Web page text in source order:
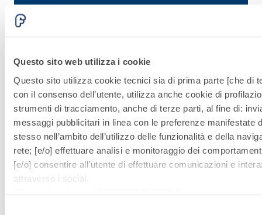
Questo sito web utilizza i cookie
Questo sito utilizza cookie tecnici sia di prima parte [che di
con il consenso dell’utente, utilizza anche cookie di
strumenti di tracciamento, anche di terze parti, al fine di:
messaggi pubblicitari in linea con le preferenze manifestate
stesso nell’ambito dell’utilizzo delle funzionalità e della
rete; [e/o] effettuare analisi e monitoraggio dei
[e/o] consentire all’utente di effettuare comunicazioni e
attraverso i social.
Scopri le soluzioni
correlate di Fassa
Bortolo
Vai alle soluzioni